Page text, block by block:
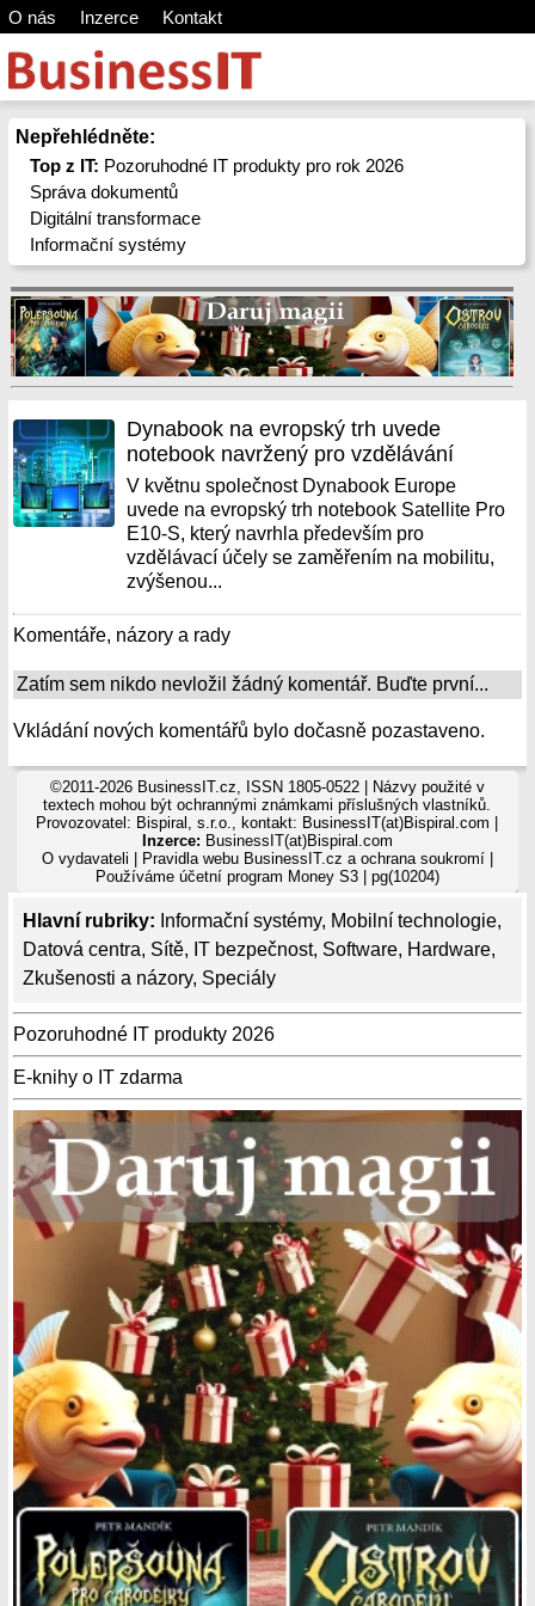
O nás Inzerce Kontakt
Nepřehlédněte:
Top z IT: Pozoruhodné IT produkty pro rok 2026
Správa dokumentů
Digitální transformace
Informační systémy
Hlavní rubriky: Informační systémy, Mobilní technologie,
Datová centra, Sítě, IT bezpečnost, Software, Hardware,
Zkušenosti a názory, Speciály
Pozoruhodné IT produkty 2026
E-knihy o IT zdarma
Dynabook na evropský trh uvede
notebook navržený pro vzdělávání
V květnu společnost Dynabook Europe
uvede na evropský trh notebook Satellite Pro
E10-S, který navrhla především pro
vzdělávací účely se zaměřením na mobilitu,
zvýšenou...
Komentáře, názory a rady
Zatím sem nikdo nevložil žádný komentář. Buďte první...
Vkládání nových komentářů bylo dočasně pozastaveno.
©2011-2026 BusinessIT.cz, ISSN 1805-0522 | Názvy použité v
textech mohou být ochrannými známkami příslušných vlastníků.
Provozovatel: Bispiral, s.r.o., kontakt: BusinessIT(at)Bispiral.com |
Inzerce: BusinessIT(at)Bispiral.com
O vydavateli
Pravidla webu BusinessIT.cz a ochrana soukromí|
Používáme účetní program Money S3| pg(10204)